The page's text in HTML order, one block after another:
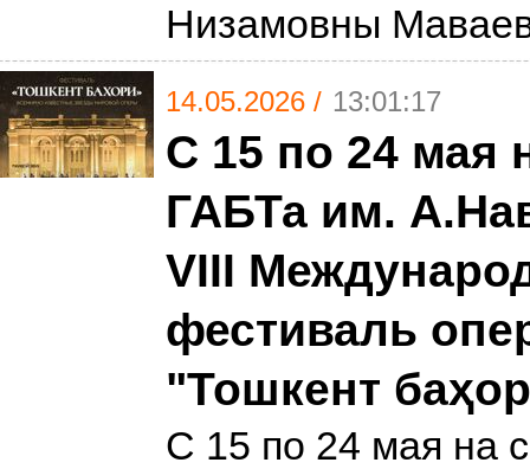
Низамовны
14.05.2026 / 13:01:17
С 15 по 24 мая
ГАБТа им.
VIII
фестиваль
"Тошкент
С 15 по 24 мая на